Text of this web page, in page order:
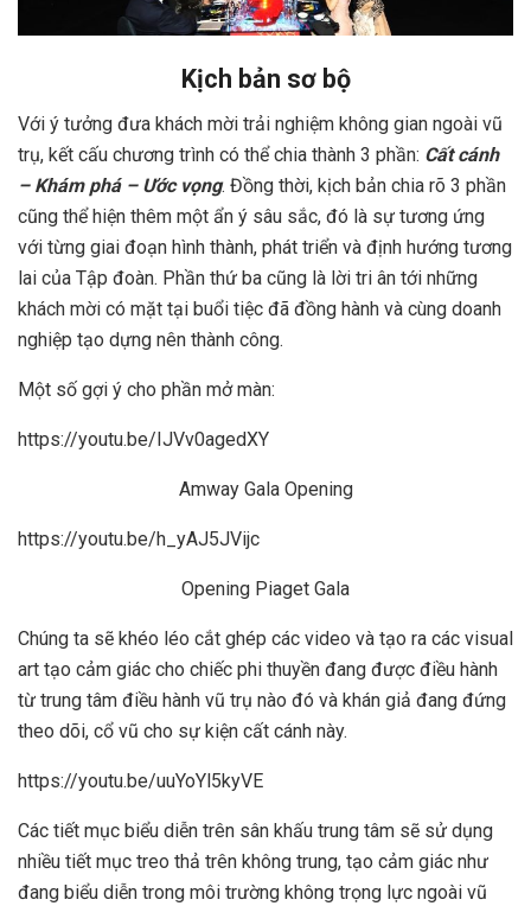
Kịch bản sơ bộ
Với ý tưởng đưa khách mời trải nghiệm không gian ngoài vũ
trụ, kết cấu chương trình có thể chia thành 3 phần: Cất cánh
– Khám phá – Ước vọng. Đồng thời, kịch bản chia rõ 3 phần
cũng thể hiện thêm một ẩn ý sâu sắc, đó là sự tương ứng
với từng giai đoạn hình thành, phát triển và định hướng tương
lai của Tập đoàn. Phần thứ ba cũng là lời tri ân tới những
khách mời có mặt tại buổi tiệc đã đồng hành và cùng doanh
nghiệp tạo dựng nên thành công.
Một số gợi ý cho phần mở màn:
https://youtu.be/IJVv0agedXY
Amway Gala Opening
https://youtu.be/h_yAJ5JVijc
Opening Piaget Gala
Chúng ta sẽ khéo léo cắt ghép các video và tạo ra các visual
art tạo cảm giác cho chiếc phi thuyền đang được điều hành
từ trung tâm điều hành vũ trụ nào đó và khán giả đang đứng
theo dõi, cổ vũ cho sự kiện cất cánh này.
https://youtu.be/uuYoYl5kyVE
Các tiết mục biểu diễn trên sân khấu trung tâm sẽ sử dụng
nhiều tiết mục treo thả trên không trung, tạo cảm giác như
đang biểu diễn trong môi trường không trọng lực ngoài vũ